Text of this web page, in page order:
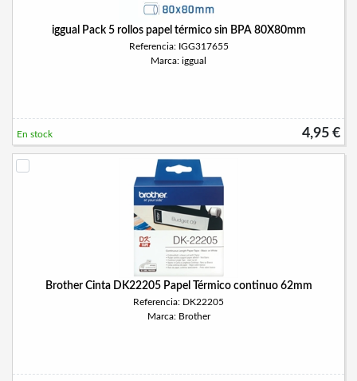
iggual Pack 5 rollos papel térmico sin BPA 80X80mm
Referencia: IGG317655
Marca: iggual
4,95 €
En stock
Brother Cinta DK22205 Papel Térmico continuo 62mm
Referencia: DK22205
Marca: Brother